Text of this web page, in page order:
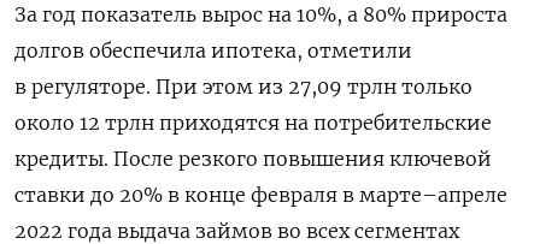
За год показатель вырос на 10%, а 80% прироста
долгов обеспечила ипотека, отметили
в регуляторе. При этом из 27,09 трлн только
около 12 трлн приходятся на потребительские
кредиты. После резкого повышения ключевой
ставки до 20% в конце февраля в марте–апреле
2022 года выдача займов во всех сегментах